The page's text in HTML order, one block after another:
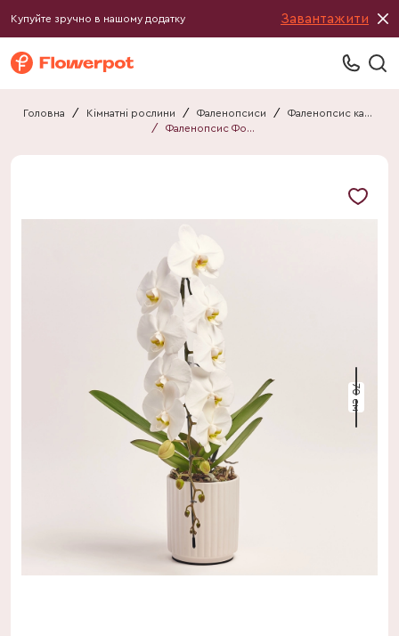
Купуйте зручно в нашому додатку Завантажити
Головна / Кімнатні рослини / Фаленопсиси /
Фаленопсис каскад
/
Фаленопсис Формідабло "Ніагара" у білому горщ.
70 см